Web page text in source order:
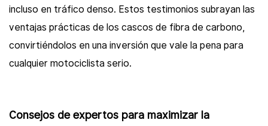
incluso en tráfico denso. Estos testimonios subrayan las
ventajas prácticas de los cascos de fibra de carbono,
convirtiéndolos en una inversión que vale la pena para
cualquier motociclista serio.
Consejos de expertos para maximizar la